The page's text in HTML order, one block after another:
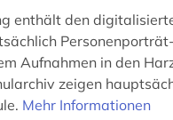
enthält den
Aufnahmen in den
zeigen
Mehr Informationen